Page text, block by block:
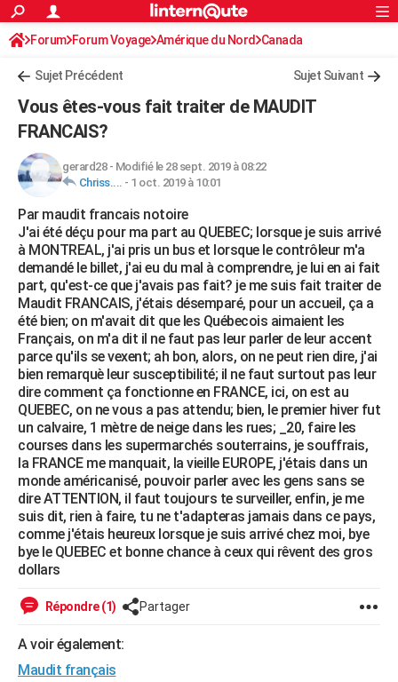
ACTUALITÉS
Politique
Société
Faits Divers
Education
Monde
Villes
+
Programme TV
TNTStreaming
Cinéma
Sorties cinéma
Musique
+FINANCE
Retraite
Impôts
Epargne
Immobilier
Risques naturels par ville
Banque
Assurance
Crédit
AUTO
Essais
Réserver un essai
Citadines
Berlines
SUV
Forum auto
HIGH-TECH
Mobiles
Meilleur smartphone
Internet
Ordinateurs
Jeux vidéo
Guide high-tech
+BRICOLAGE
Forum
Aménagement intérieur
Extérieur
Cuisine
Salle de bains
Jardinage
Rangement
WEEK-END
Guides de France
Escapades
Patrimoine
Expositions
Musées
Week-end nature
+LIFESTYLE
Art de vivre
Bien-être
Loisirs
Mode
Modes de vie
SANTE
Alimentation
Guide de la santé
Maladies
Médicaments
Sommeil
VOYAGE
Destinations
City break
Voyage nature
Voyage de noces
Forum
Climat
+PHOTO
GUIDES D'ACHAT
BONS PLANS
CARTE DE VOEUX
Carte de Noël
Carte Bonne année
Carte Saint-Valentin
Carte Pâques
Carte d'anniversaire
DICTIONNAIRE
Dictionnaire
Biographies
Citations
Expressions
Proverbes
PROGRAMME TV
S'inscrire
Se connecter
Lycées
Collèges
Primaires
Universités
Entreprises
Service militaire
Avis de recherche
AVIS DE DÉCÈS
S'inscrire
Connexion
Forum Forum Voyage Amérique du Nord Canada
Sujet Précédent Sujet Suivant
Vous êtes-vous fait traiter de MAUDIT
FRANCAIS?
gerard28- Modifié le 28 sept. 2019 à 08:22
Chriss.... - 1 oct. 2019 à 10:01
Par maudit francais notoire
J'ai été déçu pour ma part au QUEBEC; lorsque je suis arrivé
à MONTREAL, j'ai pris un bus et lorsque le contrôleur m'a
demandé le billet, j'ai eu du mal à comprendre, je lui en ai fait
part, qu'est-ce que j'avais pas fait? je me suis fait traiter de
Maudit FRANCAIS, j'étais désemparé, pour un accueil, ça a
été bien; on m'avait dit que les Québecois aimaient les
Français, on m'a dit il ne faut pas leur parler de leur accent
parce qu'ils se vexent; ah bon, alors, on ne peut rien dire, j'ai
bien remarquè leur susceptibilité; il ne faut surtout pas leur
dire comment ça fonctionne en FRANCE, ici, on est au
QUEBEC, on ne vous a pas attendu; bien, le premier hiver fut
un calvaire, 1 mètre de neige dans les rues; _20, faire les
courses dans les supermarchés souterrains, je souffrais,
la FRANCE me manquait, la vieille EUROPE, j'étais dans un
monde américanisé, pouvoir parler avec les gens sans se
dire ATTENTION, il faut toujours te surveiller, enfin, je me
suis dit, rien à faire, tu ne t'adapteras jamais dans ce pays,
comme j'étais heureux lorsque je suis arrivé chez moi, bye
bye le QUEBEC et bonne chance à ceux qui rêvent des gros
dollars
Répondre (1) Partager
A voir également:
Maudit français